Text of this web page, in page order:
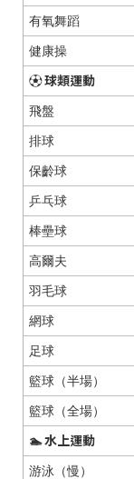
有氧舞蹈
健康操
⚽ 球類運動
飛盤
排球
保齡球
乒乓球
棒壘球
高爾夫
羽毛球
網球
足球
籃球（半場）
籃球（全場）
🏊 水上運動
游泳（慢）